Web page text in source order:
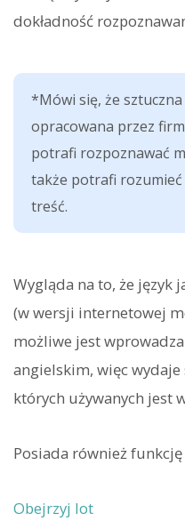
dokładność
*Mówi się, że
opracowana przez
potrafi rozpoznawać
także potrafi rozumieć
treść.
Wygląda na to, że język
(w wersji internetowej
możliwe jest
angielskim, więc
których używanych jest
Posiada również
Obejrzyj lot